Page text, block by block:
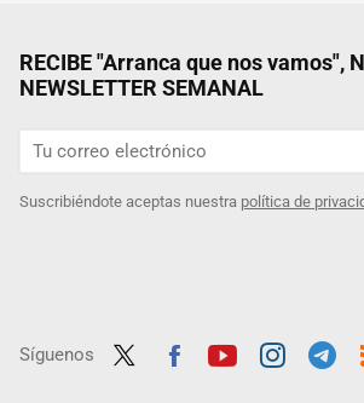
RECIBE "Arranca que nos vamos",
NEWSLETTER SEMANAL
Suscribiéndote aceptas nuestra política de
Síguenos